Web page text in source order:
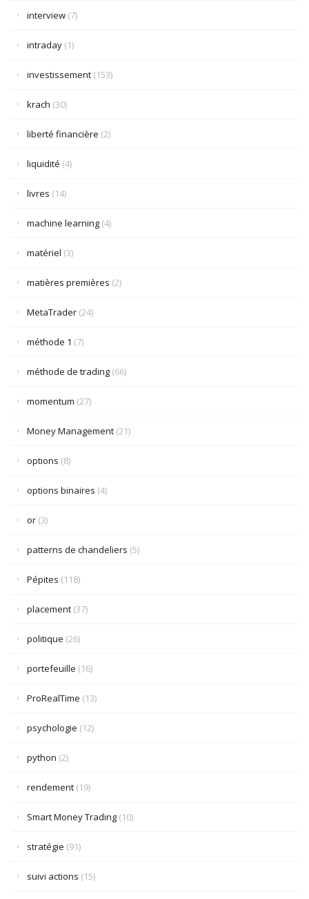
interview (7)
intraday (1)
investissement (153)
krach (30)
liberté financière (2)
liquidité (4)
livres (14)
machine learning (4)
matériel (3)
matières premières (2)
MetaTrader (24)
méthode 1 (7)
méthode de trading (66)
momentum (27)
Money Management (21)
options (8)
options binaires (4)
or (3)
patterns de chandeliers (5)
Pépites (118)
placement (37)
politique (26)
portefeuille (16)
ProRealTime (13)
psychologie (12)
python (2)
rendement (19)
Smart Money Trading (10)
stratégie (91)
suivi actions (15)